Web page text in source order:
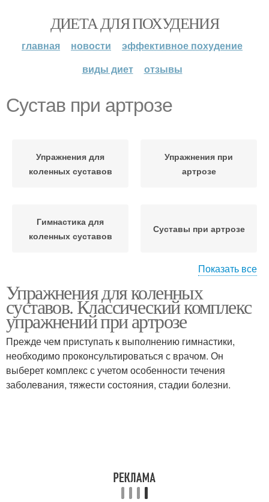
ДИЕТА ДЛЯ ПОХУДЕНИЯ
главная новости
эффективное похудение
виды диет
отзывы
Сустав при артрозе
Упражнения для
коленных суставов
Упражнения при
артрозе
Гимнастика для
коленных суставов
Суставы при артрозе
тазобедренного сустава
коленного сустава
Коленные суставы Коленный сустав
Показать все
Упражнения для коленных
суставов. Классический комплекс
упражнений при артрозе
Прежде чем приступать к выполнению гимнастики,
необходимо проконсультироваться с врачом. Он
выберет комплекс с учетом особенности течения
заболевания, тяжести состояния, стадии болезни.